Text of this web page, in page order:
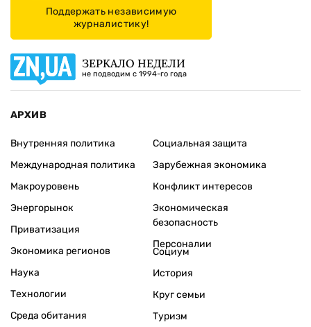
Поддержать независимую
журналистику!
ЗЕРКАЛО НЕДЕЛИ
не подводим с 1994-го года
АРХИВ
Внутренняя политика
Международная политика
Макроуровень
Энергорынок
Приватизация
Экономика регионов
Социальная защита
Зарубежная экономика
Конфликт интересов
Экономическая
безопасность
Персоналии
Наука
Технологии
Среда обитания
Социум
История
Круг семьи
Туризм